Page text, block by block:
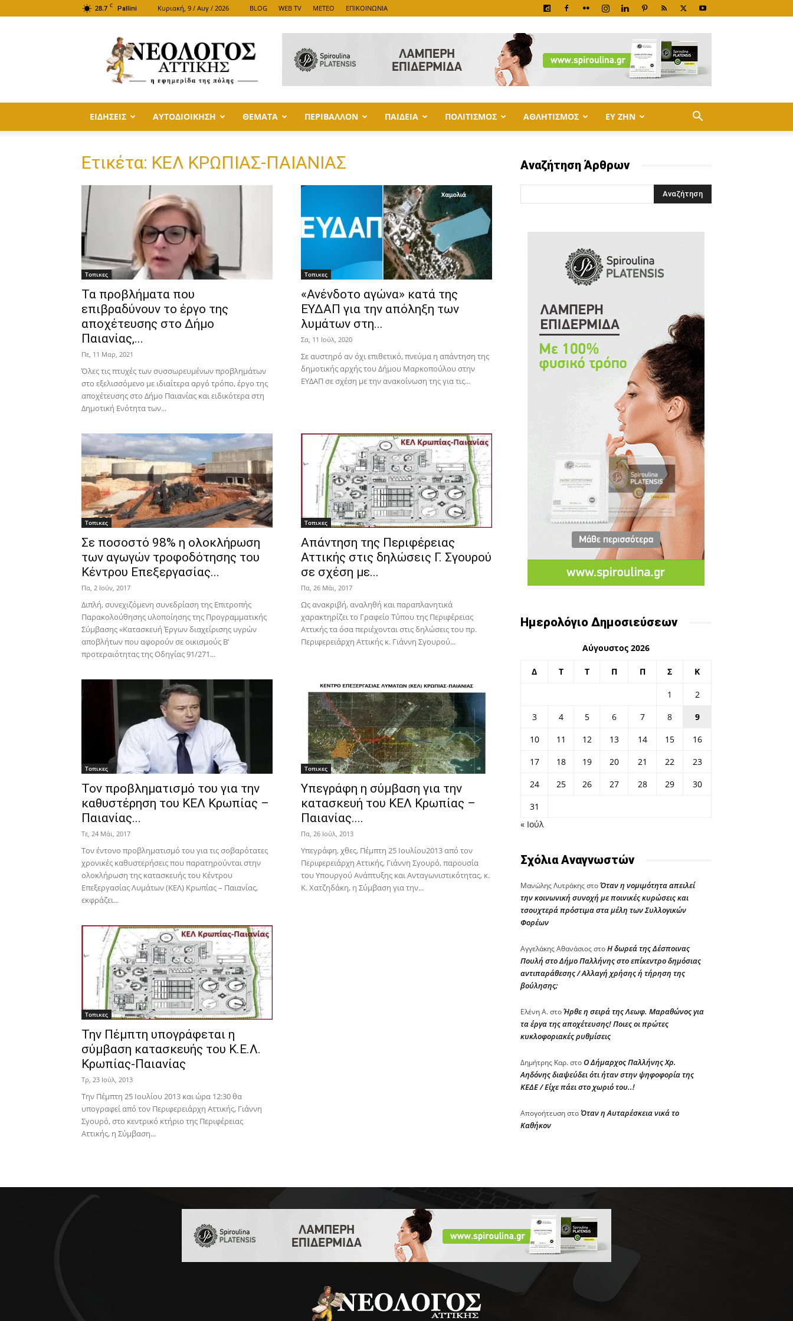
28.7 C Pallini Κυριακή, 9 / Αυγ / 2026 BLOG WEB TV METEO ΕΠΙΚΟΙΝΩΝΙΑ
ΑΤΤΙΚΗΣ
ΕΙΔΗΣΕΙΣ ΑΥΤΟΔΙΟΙΚΗΣΗ ΘΕΜΑΤΑ ΠΕΡΙΒΑΛΛΟΝ ΠΑΙΔΕΙΑ ΠΟΛΙΤΙΣΜΟΣ ΑΘΛΗΤΙΣΜΟΣ ΕΥ ΖΗΝ
Ετικέτα: ΚΕΛ ΚΡΩΠΙΑΣ-ΠΑΙΑΝΙΑΣ
Τοπικες
Τα προβλήματα που
επιβραδύνουν το έργο της
αποχέτευσης στο Δήμο
Παιανίας,...
Πε, 11 Μαρ, 2021
Όλες τις πτυχές των συσσωρευμένων προβλημάτων
στο εξελισσόμενο με ιδιαίτερα αργό τρόπο, έργο της
αποχέτευσης στο Δήμο Παιανίας και ειδικότερα στη
Δημοτική Ενότητα των...
Τοπικες
«Ανένδοτο αγώνα» κατά της
ΕΥΔΑΠ για την απόληξη των
λυμάτων στη...
Σα, 11 Ιούλ, 2020
Σε αυστηρό αν όχι επιθετικό, πνεύμα η απάντηση της
δημοτικής αρχής του Δήμου Μαρκοπούλου στην
ΕΥΔΑΠ σε σχέση με την ανακοίνωση της για τις...
Τοπικες
Σε ποσοστό 98% η ολοκλήρωση
των αγωγών τροφοδότησης του
Κέντρου Επεξεργασίας...
Πα, 2 Ιούν, 2017
Διπλή, συνεχιζόμενη συνεδρίαση της Επιτροπής
Παρακολούθησης υλοποίησης της Προγραμματικής
Σύμβασης «Κατασκευή Έργων διαχείρισης υγρών
αποβλήτων που αφορούν σε οικισμούς Β’
προτεραιότητας της Οδηγίας 91/271...
Τοπικες
Απάντηση της Περιφέρειας
Αττικής στις δηλώσεις Γ. Σγουρού
σε σχέση με...
Πα, 26 Μάι, 2017
Ως ανακριβή, αναληθή και παραπλανητικά
χαρακτηρίζει το Γραφείο Τύπου της Περιφέρειας
Αττικής τα όσα περιέχονται στις δηλώσεις του πρ.
Περιφερειάρχη Αττικής κ. Γιάννη Σγουρού...
Τοπικες
Τον προβληματισμό του για την
καθυστέρηση του ΚΕΛ Κρωπίας –
Παιανίας...
Τε, 24 Μάι, 2017
Τον έντονο προβληματισμό του για τις σοβαρότατες
χρονικές καθυστερήσεις που παρατηρούνται στην
ολοκλήρωση της κατασκευής του Κέντρου
Επεξεργασίας Λυμάτων (ΚΕΛ) Κρωπίας – Παιανίας,
εκφράζει...
Τοπικες
Υπεγράφη η σύμβαση για την
κατασκευή του ΚΕΛ Κρωπίας –
Παιανίας....
Πα, 26 Ιούλ, 2013
Υπεγράφη, χθες, Πέμπτη 25 Ιουλίου2013 από τον
Περιφερειάρχη Αττικής, Γιάννη Σγουρό, παρουσία
του Υπουργού Ανάπτυξης και Ανταγωνιστικότητας, κ.
Κ. Χατζηδάκη, η Σύμβαση για την...
Τοπικες
Την Πέμπτη υπογράφεται η
σύμβαση κατασκευής του Κ.Ε.Λ.
Κρωπίας-Παιανίας
Τρ, 23 Ιούλ, 2013
Την Πέμπτη 25 Ιουλίου 2013 και ώρα 12:30 θα
υπογραφεί από τον Περιφερειάρχη Αττικής, Γιάννη
Σγουρό, στο κεντρικό κτήριο της Περιφέρειας
Αττικής, η Σύμβαση...
Αναζήτηση Άρθρων
Ημερολόγιο Δημοσιεύσεων
Αύγουστος 2026
Δ Τ Τ Π Π Σ Κ
1
2
3
4 5 6 7 8
9
10
11 12 13 14 15
16
17
18 19 20 21 22
23
24
25 26 27 28 29
30
31
« Ιούλ
Σχόλια Αναγνωστών
Μανώλης ΛυτράκηςστοΌταν η νομιμότητα απειλεί
την κοινωνική συνοχή με ποινικές κυρώσεις και
τσουχτερά πρόστιμα στα μέλη των Συλλογικών
Φορέων
Αγγελάκης ΑθανάσιοςστοΗ δωρεά της Δέσποινας
Πουλή στο Δήμο Παλλήνης στο επίκεντρο δημόσιας
αντιπαράθεσης / Αλλαγή χρήσης ή τήρηση της
βούλησης;
Ελένη Α.στοΉρθε η σειρά της Λεωφ. Μαραθώνος για
τα έργα της αποχέτευσης! Ποιες οι πρώτες
κυκλοφοριακές ρυθμίσεις
Δημήτρης Καρ.στοΟ Δήμαρχος Παλλήνης Χρ.
Αηδόνης διαψεύδει ότι ήταν στην ψηφοφορία της
ΚΕΔΕ / Είχε πάει στο χωριό του..!
ΑπογοήτευσηστοΌταν η Αυταρέσκεια νικά το
Καθήκον